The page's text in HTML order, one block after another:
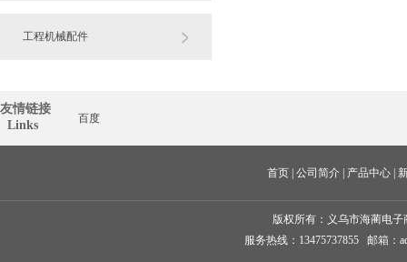
工程机械配件
友情链接
  Links
百度
首页 | 公司简介 | 产品中心 |
版权所有： 义乌市海蔺电子
服务热线：13475737855 邮箱：